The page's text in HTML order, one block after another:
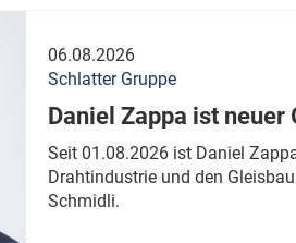
06.08.2026
Schlatter Gruppe
Daniel Zappa ist
Seit 01.08.2026 ist Daniel
Drahtindustrie und den
Schmidli.